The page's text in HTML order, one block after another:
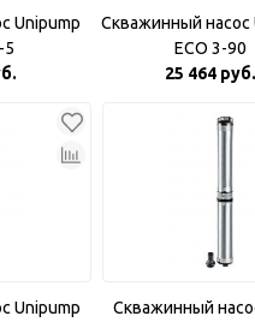
Unipump
5
Скважинный насос
ECO 3-90
25 464 руб.
Unipump
Скважинный